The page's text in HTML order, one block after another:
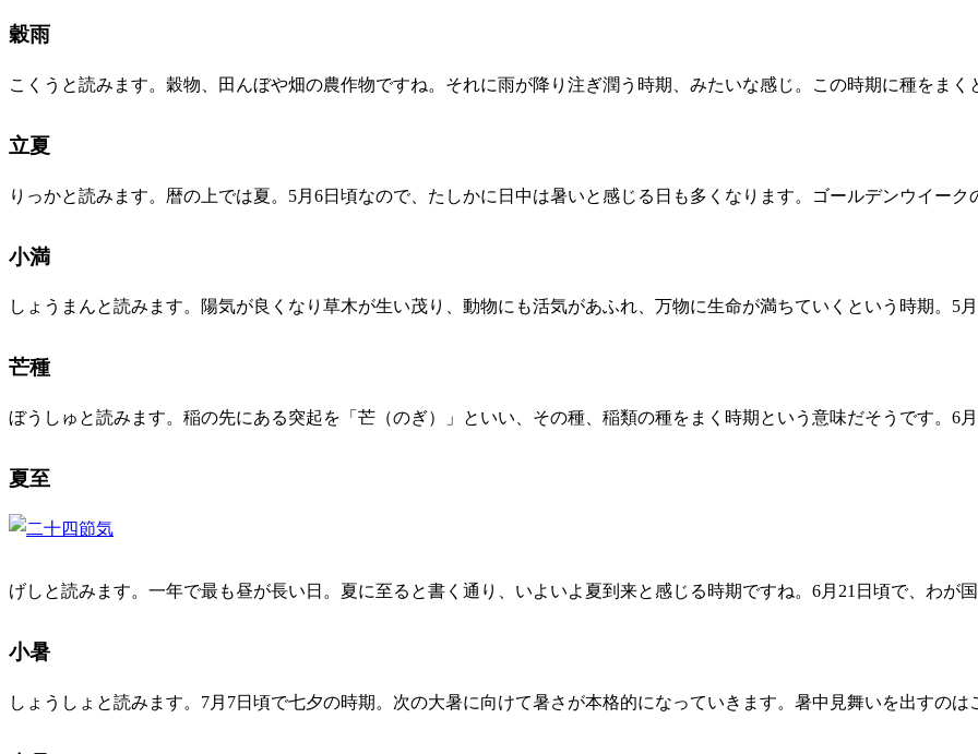
穀雨
こくうと読みます。穀物、田んぼや畑の農作物ですね。それに雨が降り注ぎ潤う時期、みたいな感じ。この時期に種をまく
立夏
りっかと読みます。暦の上では夏。5月6日頃なので、たしかに日中は暑いと感じる日も多くなります。ゴールデンウイーク
小満
しょうまんと読みます。陽気が良くなり草木が生い茂り、動物にも活気があふれ、万物に生命が満ちていくという時期。5月
芒種
ぼうしゅと読みます。稲の先にある突起を「芒（のぎ）」といい、その種、稲類の種をまく時期という意味だそうです。6月
夏至
げしと読みます。一年で最も昼が長い日。夏に至ると書く通り、いよいよ夏到来と感じる時期ですね。6月21日頃で、わが
小暑
しょうしょと読みます。7月7日頃で七夕の時期。次の大暑に向けて暑さが本格的になっていきます。暑中見舞いを出すのは